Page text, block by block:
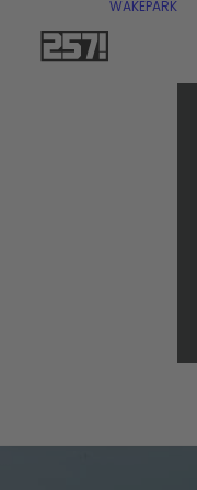
WAKEPARK